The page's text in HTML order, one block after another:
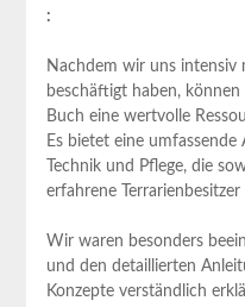
:
Nachdem wir uns ‍intensiv
beschäftigt haben,
Buch eine wertvolle​
Es bietet⁤ eine
Technik und Pflege, die
erfahrene
Wir waren besonders
und​ den⁣ detaillierten
Konzepte verständlich